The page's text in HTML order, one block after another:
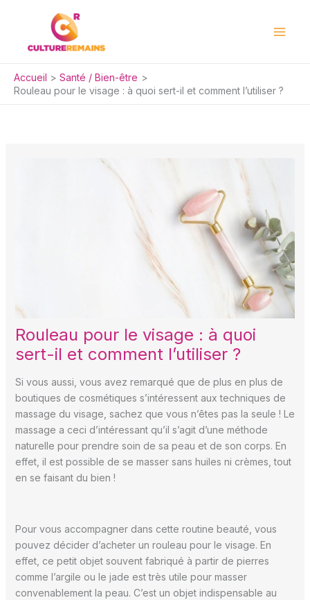
Accueil
Santé / Bien-être
Rouleau pour le visage : à quoi sert-il et comment l’utiliser ?
Rouleau pour le visage : à quoi
sert-il et comment l’utiliser ?
Si vous aussi, vous avez remarqué que de plus en plus de
boutiques de cosmétiques s’intéressent aux techniques de
massage du visage, sachez que vous n’êtes pas la seule ! Le
massage a ceci d’intéressant qu’il s’agit d’une méthode
naturelle pour prendre soin de sa peau et de son corps. En
effet, il est possible de se masser sans huiles ni crèmes, tout
en se faisant du bien !
Pour vous accompagner dans cette routine beauté, vous
pouvez décider d’acheter un rouleau pour le visage. En
effet, ce petit objet souvent fabriqué à partir de pierres
comme l’argile ou le jade est très utile pour masser
convenablement la peau. C’est un objet indispensable au